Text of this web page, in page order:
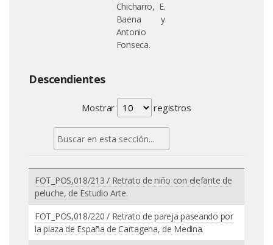
Chicharro, E.
Baena y
Antonio
Fonseca.
Descendientes
Mostrar registros
FOT_POS,018/213 / Retrato de niño con elefante de
peluche, de Estudio Arte.
FOT_POS,018/220 / Retrato de pareja paseando por
la plaza de España de Cartagena, de Medina.